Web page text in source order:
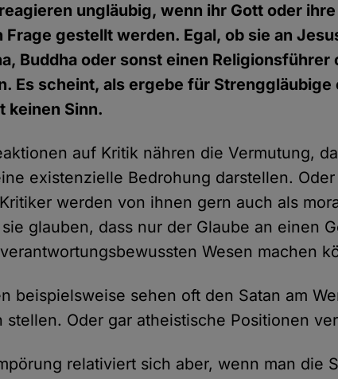
ungläubig, wenn ihr Gott oder
gestellt werden. Egal, ob sie an
Buddha oder sonst einen Religionsführer
Es scheint, als ergebe für Strenggläubige
keinen Sinn.
auf Kritik nähren die Vermutung,
existenzielle Bedrohung darstellen.
werden von ihnen gern auch als
glauben, dass nur der Glaube an einen
Wesen machen
beispielsweise sehen oft den Satan am
stellen. Oder gar atheistische Positionen
relativiert sich aber, wenn man die